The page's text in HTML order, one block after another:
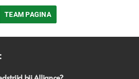
TEAM PAGINA